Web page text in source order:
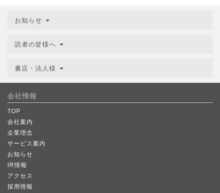
お知らせ
読者の皆様へ
書店・法人様
会社情報
TOP
会社案内
企業理念
サービス案内
お知らせ
IR情報
アクセス
採用情報